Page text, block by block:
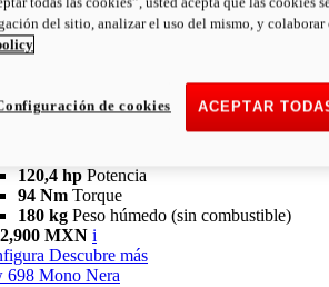
94 NmTorque
180 kgPESO HÚMEDO SIN
COMBUSTIBLE
V2 SP
120,4 hp Potencia
94 Nm Torque
180 kg Peso húmedo (sin combustible)
MXN i
Descubre más
698 Mono Nera
del sitio, analizar el uso del mismo, y colaborar
ACEPTAR
de cookies